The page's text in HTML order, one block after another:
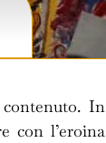
contenuto. In
con l’eroina